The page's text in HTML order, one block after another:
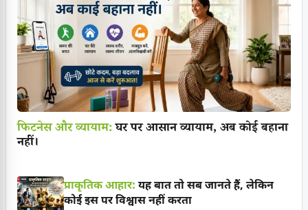
फिटनेस और व्यायाम:घर पर आसान व्यायाम, अब कोई बहाना
नहीं।
प्राकृतिक आहार: यह बात तो सब जानते हैं, लेकिन
कोई इस पर विश्वास नहीं करता